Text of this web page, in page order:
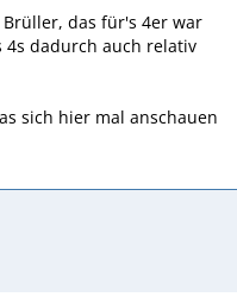
das für's 4er war
dadurch auch relativ
sich hier mal anschauen